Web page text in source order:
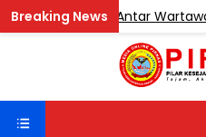
Catur Antar Wartawan